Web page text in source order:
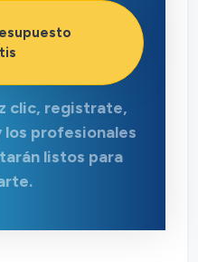
clic, registrate,
profesionales
listos para